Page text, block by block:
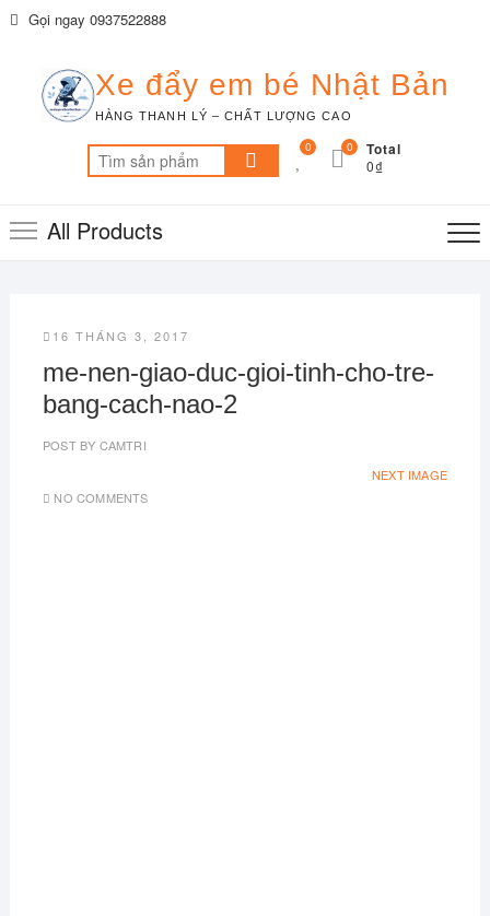
SkipGọi ngay 0937522888
Xe đẩy em bé Nhật Bản
HÀNG THANH LÝ – CHẤT LƯỢNG CAO
Tìm
kiếm:
0 Total
0₫
0
All Products
16 THÁNG 3, 2017
me-nen-giao-duc-gioi-tinh-cho-tre-
bang-cach-nao-2
POST BY CAMTRI
NEXT IMAGE
NO COMMENTS